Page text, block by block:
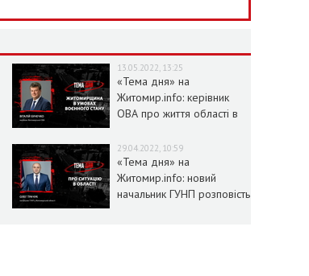
13.05.2022, 13:25
«Тема дня» на
Житомир.info: керівник
ОВА про життя області в
29.04.2022, 10:59
«Тема дня» на
Житомир.info: новий
начальник ГУНП розповість